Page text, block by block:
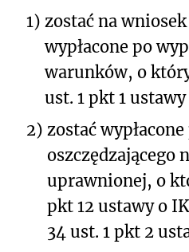
1) zostać na
wypłacone po
warunków, o
ust. 1 pkt 1
2) zostać
oszczędzającego
uprawnionej, o
pkt 12 ustawy o
34 ust. 1 pkt 2